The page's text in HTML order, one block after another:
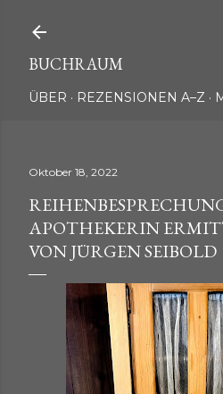
BUCHRAUM
ÜBER REZENSIONEN A–Z
Oktober 18, 2022
APOTHEKERIN
VON JÜRGEN SEIBOLD